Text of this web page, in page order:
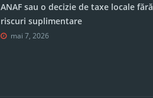
ANAF sau o decizie de taxe locale fără
riscuri suplimentare
mai 7, 2026